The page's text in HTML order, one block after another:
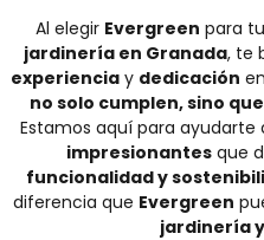
Al elegir Evergreen para
jardinería en Granada, te
experiencia y dedicación
no solo cumplen, sino
Estamos aquí para ayudarte
impresionantes que
funcionalidad y
diferencia que Evergreen
jardinería